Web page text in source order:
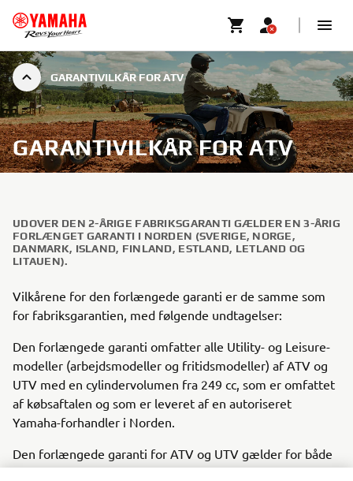
GARANTIVILKÅR FOR ATV
GARANTIVILKÅR FOR ATV
UDOVER DEN 2-ÅRIGE FABRIKSGARANTI GÆLDER EN 3-ÅRIG
FORLÆNGET GARANTI I NORDEN (SVERIGE, NORGE,
DANMARK, ISLAND, FINLAND, ESTLAND, LETLAND OG
LITAUEN).
Vilkårene for den forlængede garanti er de samme som
for fabriksgarantien, med følgende undtagelser:
Den forlængede garanti omfatter alle Utility- og Leisure-
modeller (arbejdsmodeller og fritidsmodeller) af ATV og
UTV med en cylindervolumen fra 249 cc, som er omfattet
af købsaftalen og som er leveret af en autoriseret
Yamaha-forhandler i Norden.
Den forlængede garanti for ATV og UTV gælder for både
privat og kommerciel brug. Under perioden fra to år efter